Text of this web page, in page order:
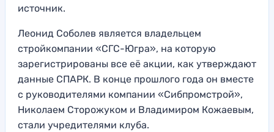
источник.
Леонид Соболев является владельцем
стройкомпании «СГС-Югра», на которую
зарегистрированы все её акции, как утверждают
данные СПАРК. В конце прошлого года он вместе
с руководителями компании «Сибпромстрой»,
Николаем Сторожуком и Владимиром Кожаевым,
стали учредителями клуба.